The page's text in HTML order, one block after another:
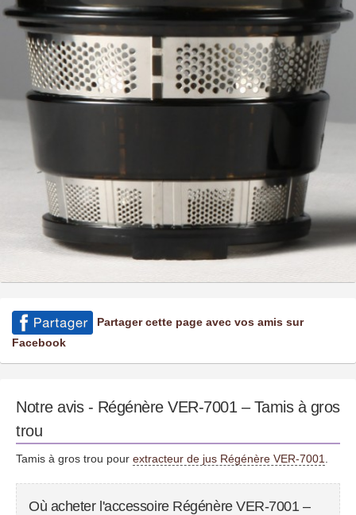
Partager cette page avec vos amis sur
Facebook
Notre avis - Régénère VER-7001 – Tamis à gros
trou
Tamis à gros trou pour extracteur de jus Régénère VER-7001
Où acheter l'accessoire Régénère VER-7001 –